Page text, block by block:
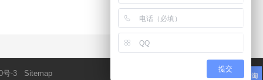
号-3 Sitemap 提交